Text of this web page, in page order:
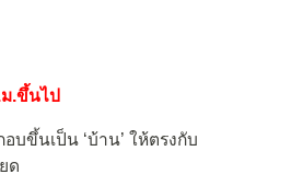
.ขึ้นไป
ขึ้นเป็น ‘บ้าน’ ให้ตรงกับ
ด